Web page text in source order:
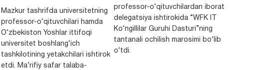
Mazkur tashrifda universitetning
professor-o‘qituvchilari hamda
O‘zbekiston Yoshlar ittifoqi
universitet boshlang‘ich
tashkilotining yetakchilari ishtirok
etdi. Ma’rifiy safar talaba-
professor-o‘qituvchilardan iborat
delegatsiya ishtirokida “WFK IT
Ko‘ngillilar Guruhi Dasturi”ning
tantanali ochilish marosimi bo‘lib
o‘tdi.